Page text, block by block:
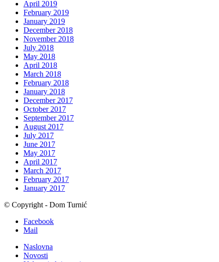
April 2019
February 2019
January 2019
December 2018
November 2018
July 2018
May 2018
April 2018
March 2018
February 2018
January 2018
December 2017
October 2017
September 2017
August 2017
July 2017
June 2017
May 2017
April 2017
March 2017
February 2017
January 2017
© Copyright - Dom Turnić
Facebook
Mail
Naslovna
Novosti